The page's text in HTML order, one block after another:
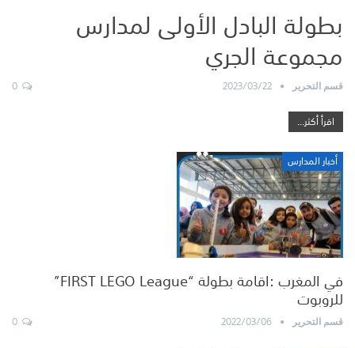
بطولة البادل الأولى لمدارس
مجموعة الجري
قسم التحرير 2023/03/22
اقرأ أكثر...
أخبار المدارس
في المغرب :اقامة بطولة “FIRST LEGO League”
للروبوت
قسم التحرير 2022/03/06